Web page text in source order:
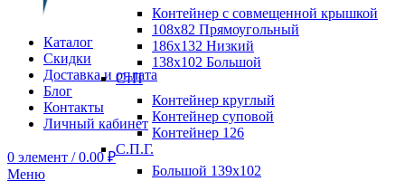
Каталог
Скидки
Доставка и оплата
Блог
Контакты
Личный кабинет
0 элемент / 0.00₽
Меню
Контейнер с совмещенной крышкой
108х82 Прямоугольный
186х132 Низкий
138х102 Большой
СтП
Контейнер круглый
Контейнер суповой
Контейнер 126
С.П.Г.
Большой 139х102